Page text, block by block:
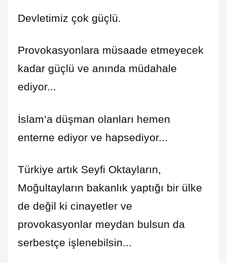
Devletimiz çok güçlü.
Provokasyonlara müsaade etmeyecek
kadar güçlü ve anında müdahale
ediyor...
İslam’a düşman olanları hemen
enterne ediyor ve hapsediyor...
Türkiye artık Seyfi Oktayların,
Moğultayların bakanlık yaptığı bir ülke
de değil ki cinayetler ve
provokasyonlar meydan bulsun da
serbestçe işlenebilsin...